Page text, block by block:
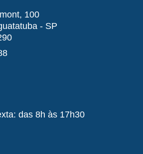
100
- SP
das 8h às 17h30